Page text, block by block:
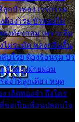
กบัวทอง เวรกรรม
ต้องโรย บัวทองไม่
งท้องกลม เพราะลืม
ไม่ระมัด หลงกลิ่นลิ้น
บโรย ต้องร้อนรุม บัว
บัวทองผ่ายผอม
องไห้ลูกเดียว หยุด
เถิดทองจ๋า ถึงใคร
ขอเป็นเพื่อนปลอบใจ